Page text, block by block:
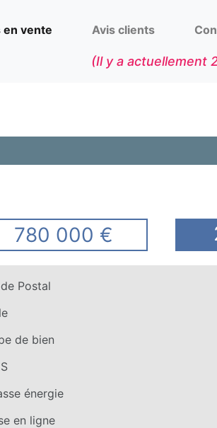
en vente Avis clients
(Il y a actuellement
780 000 €
Postal
de bien
énergie
en ligne